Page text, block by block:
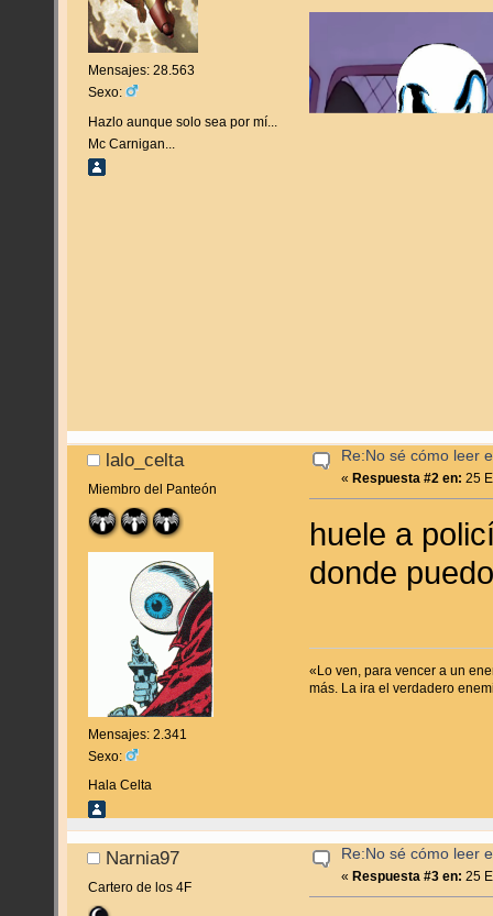
Mensajes: 28.563
Sexo:
Hazlo aunque solo sea por mí...
Mc Carnigan...
lalo_celta
Miembro del Panteón
Mensajes: 2.341
Sexo:
Hala Celta
Re:No sé cómo leer
«Respuesta #2 en: 25
huele a
donde
«Lo ven, para vencer a un
más. La ira el verdadero
Narnia97
Cartero de los 4F
Re:No sé cómo leer
« Respuesta #3 en: 25